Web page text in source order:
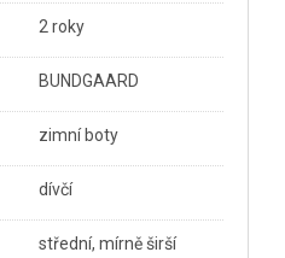
2 roky
BUNDGAARD
zimní boty
dívčí
střední, mírně širší